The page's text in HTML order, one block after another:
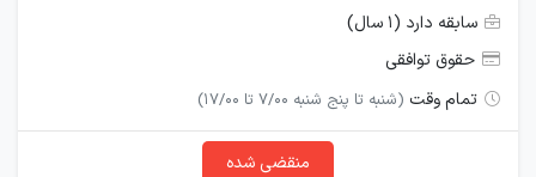
سابقه دارد (۱ سال)
حقوق توافقی
تمام وقت (شنبه تا پنج شنبه 7/00 تا 17/00)
منقضی شده